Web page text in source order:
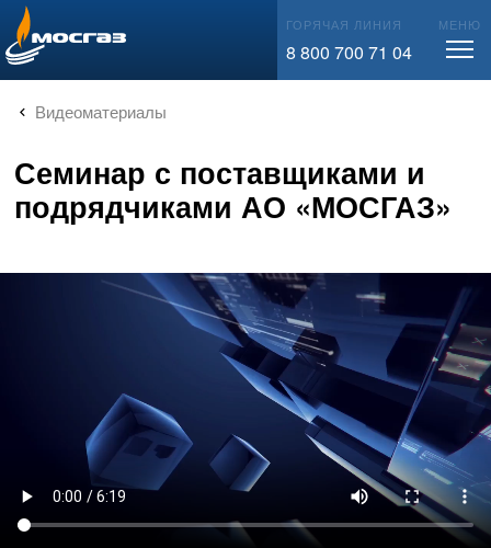
info@mos-gaz.ru ГОРЯЧАЯ ЛИНИЯ
8 800 700 71 04
МЕНЮ
Видеоматериалы
Семинар с поставщиками и
подрядчиками АО «МОСГАЗ»